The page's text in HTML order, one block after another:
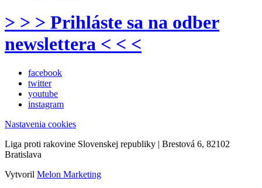
> > > Prihláste sa na odber
newslettera < < <
facebook
twitter
youtube
instagram
Nastavenia cookies
Liga proti rakovine Slovenskej republiky | Brestová 6, 82102
Bratislava
Vytvoril Melon Marketing